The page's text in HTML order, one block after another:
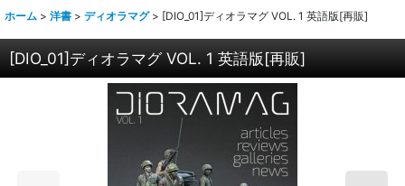
ホーム > 洋書 > ディオラマグ > [DIO_01]ディオラマグ VOL. 1 英語版[再販]
[DIO_01]ディオラマグ VOL. 1 英語版[再販]